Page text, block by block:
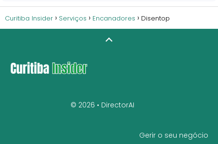
Curitiba Insider Serviços Encanadores Disentop
© 2026 • DirectorAI
Gerir o seu negócio